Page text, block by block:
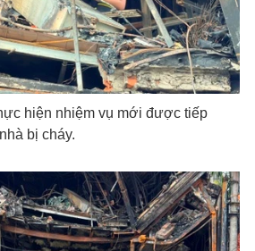
hiện nhiệm vụ mới được tiếp
bị cháy.